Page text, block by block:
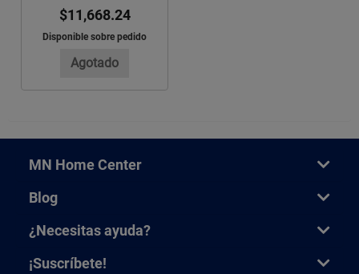
ML 50 Piezas
$11,668.24
Disponible sobre pedido
Agotado
MN Home Center
Blog
¿Necesitas ayuda?
¡Suscríbete!